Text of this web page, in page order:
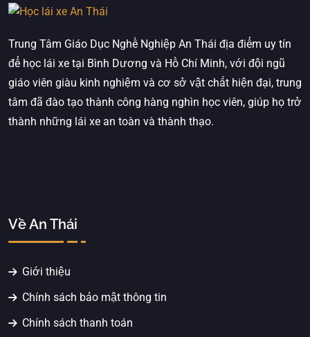
Trung Tâm Giáo Dục Nghề Nghiệp An Thái địa điểm uy tín
để học lái xe tại Bình Dương và Hồ Chí Minh, với đội ngũ
giáo viên giàu kinh nghiệm và cơ sở vật chất hiện đại, trung
tâm đã đào tạo thành công hàng nghìn học viên, giúp họ trở
thành những lái xe an toàn và thành thạo.
Về An Thái
Giới thiệu
Chính sách bảo mật thông tin
Chính sách thanh toán